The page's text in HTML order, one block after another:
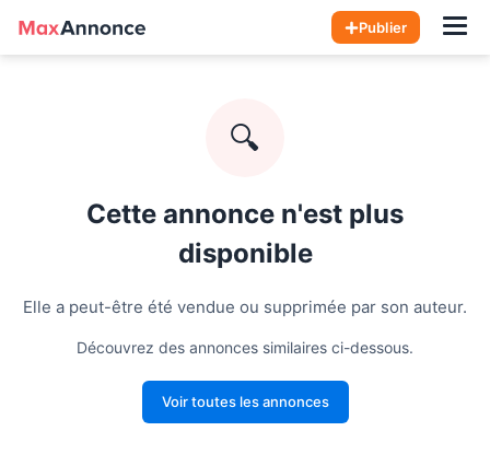
Publier
🔍
Cette annonce n'est plus
disponible
Elle a peut-être été vendue ou supprimée par son auteur.
Découvrez des annonces similaires ci-dessous.
Voir toutes les annonces